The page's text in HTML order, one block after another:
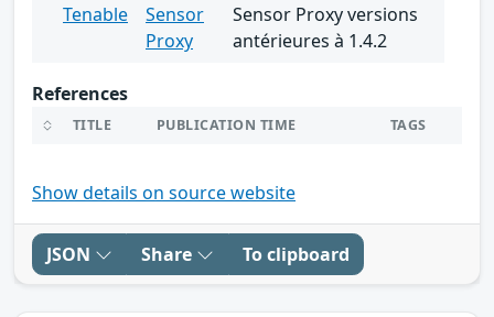
Tenable
Sensor
Proxy
Sensor Proxy versions
antérieures à 1.4.2
References
TITLE PUBLICATION TIME TAGS
Show details on source website
JSON Share To clipboard